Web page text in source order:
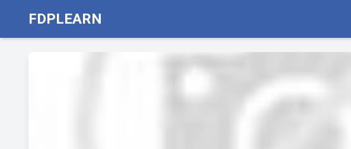
FDPLEARN